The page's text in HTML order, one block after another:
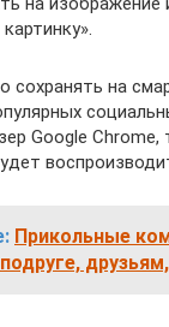
сохранять на
Google Chrome,
Прикольные